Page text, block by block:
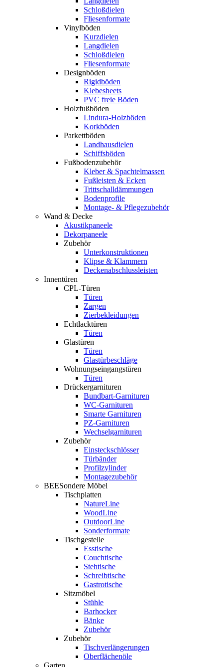
Schloßdielen
Fliesenformate
Vinylböden
Kurzdielen
Langdielen
Schloßdielen
Fliesenformate
Designböden
Rigidböden
Klebesheets
PVC freie Böden
Holzfußböden
Lindura-Holzböden
Korkböden
Parkettböden
Landhausdielen
Schiffsböden
Fußbodenzubehör
Kleber & Spachtelmassen
Fußleisten & Ecken
Trittschalldämmungen
Bodenprofile
Montage- & Pflegezubehör
Wand & Decke
Akustikpaneele
Dekorpaneele
Zubehör
Unterkonstruktionen
Klipse & Klammern
Deckenabschlussleisten
Innentüren
CPL-Türen
Türen
Zargen
Zierbekleidungen
Echtlacktüren
Türen
Glastüren
Türen
Glastürbeschläge
Wohnungseingangstüren
Türen
Drückergarnituren
Bundbart-Garnituren
WC-Garnituren
Smarte Garnituren
PZ-Garnituren
Wechselgarnituren
Zubehör
Einsteckschlösser
Türbänder
Profilzylinder
Montagezubehör
BEESondere Möbel
Tischplatten
NatureLine
WoodLine
OutdoorLine
Sonderformate
Tischgestelle
Esstische
Couchtische
Stehtische
Schreibtische
Gastrotische
Sitzmöbel
Stühle
Barhocker
Bänke
Zubehör
Zubehör
Tischverlängerungen
Oberflächenöle
Garten